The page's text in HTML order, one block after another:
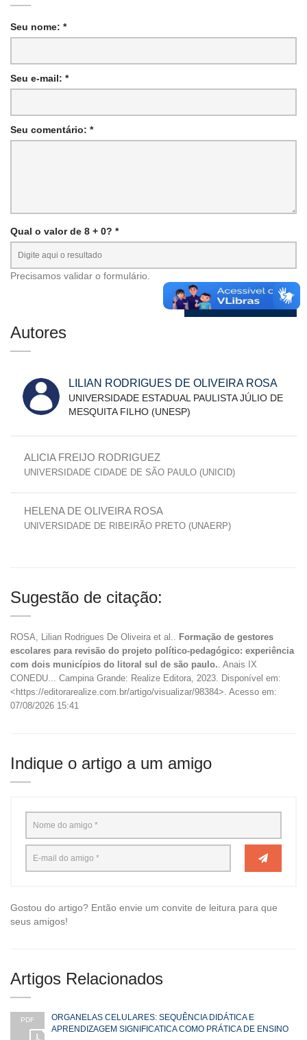
Seu nome: *
Seu e-mail: *
Seu comentário: *
Qual o valor de 8 + 0? *
Precisamos validar o formulário.
Autores
LILIAN RODRIGUES DE OLIVEIRA ROSA
UNIVERSIDADE ESTADUAL PAULISTA JÚLIO DE
MESQUITA FILHO (UNESP)
ALICIA FREIJO RODRIGUEZ
UNIVERSIDADE CIDADE DE SÃO PAULO (UNICID)
HELENA DE OLIVEIRA ROSA
UNIVERSIDADE DE RIBEIRÃO PRETO (UNAERP)
Sugestão de citação:
ROSA, Lilian Rodrigues De Oliveira et al.. Formação de gestores
escolares para revisão do projeto político-pedagógico: experiência
com dois municípios do litoral sul de são paulo. . Anais IX
CONEDU... Campina Grande: Realize Editora, 2023. Disponível em:
<https://editorarealize.com.br/artigo/visualizar/98384>. Acesso em:
07/08/2026 15:41
Indique o artigo a um amigo
Gostou do artigo? Então envie um convite de leitura para que
seus amigos!
Artigos Relacionados
PDF
ORGANELAS CELULARES: SEQUÊNCIA DIDÁTICA E
APRENDIZAGEM SIGNIFICATICA COMO PRÁTICA DE ENSINO